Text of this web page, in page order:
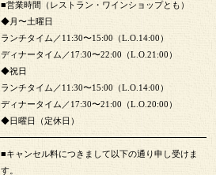
■営業時間（レストラン・ワインショップとも）
◆月〜土曜日
ランチタイム／11:30〜15:00（L.O.14:00）
ディナータイム／17:30〜22:00（L.O.21:00）
◆祝日
ランチタイム／11:30〜15:00（L.O.14:00）
ディナータイム／17:30〜21:00（L.O.20:00）
◆日曜日（定休日）
■キャンセル料につきまして以下の通り申し受けま
す。